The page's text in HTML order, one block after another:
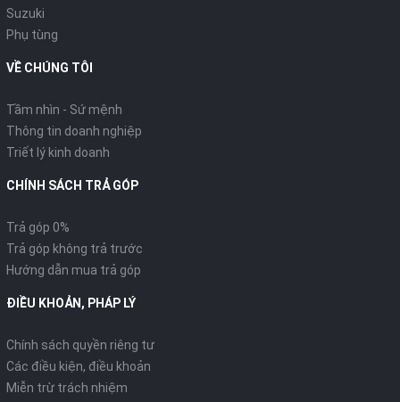
Suzuki
Phụ tùng
VỀ CHÚNG TÔI
Tầm nhìn - Sứ mệnh
Thông tin doanh nghiệp
Triết lý kinh doanh
CHÍNH SÁCH TRẢ GÓP
Trả góp 0%
Trả góp không trả trước
Hướng dẫn mua trả góp
ĐIỀU KHOẢN, PHÁP LÝ
Chính sách quyền riêng tư
Các điều kiện, điều khoản
Miễn trừ trách nhiệm